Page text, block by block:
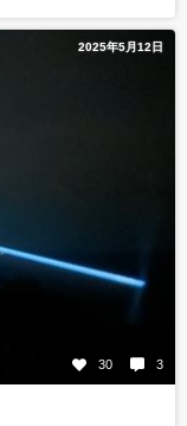
2025年5月12日
30 3